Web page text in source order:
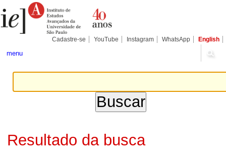
para
conteúdo.
Pessoais
Cadastre-se YouTube Instagram WhatsApp English
menu
Resultado da busca